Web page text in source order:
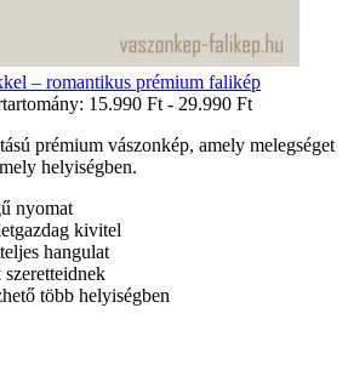
– romantikus prémium falikép
15.990 Ft - 29.990 Ft
prémium vászonkép, amely melegséget
helyiségben.
nyomat
kivitel
hangulat
több helyiségben